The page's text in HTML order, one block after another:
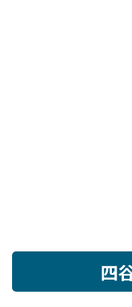
四